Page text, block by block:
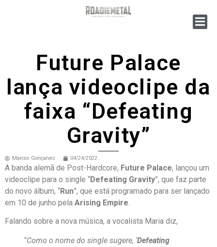
Future Palace
lança videoclipe da
faixa “Defeating
Gravity”
Marcos Gonçalves 04/24/2022
A banda alemã de Post-Hardcore, Future Palace, lançou um
videoclipe para o single “Defeating Gravity”, que faz parte
do novo álbum, “Run”, que está programado para ser lançado
em 10 de junho pela Arising Empire.
Falando sobre a nova música, a vocalista Maria diz,
“Como o nome do single sugere, ‘Defeating